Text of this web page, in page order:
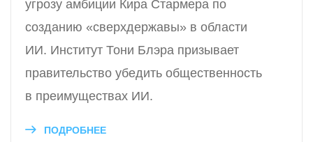
угрозу амбиции Кира Стармера по
созданию «сверхдержавы» в области
ИИ. Институт Тони Блэра призывает
правительство убедить общественность
в преимуществах ИИ.
ПОДРОБНЕЕ